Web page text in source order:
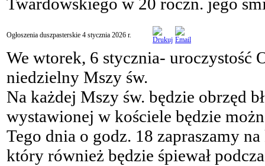
Ogłoszenia duszpasterskie 4 stycznia 2026 r.
We wtorek, 6 stycznia- uroczystość
niedzielny Mszy św.
Na każdej Mszy św. będzie obrzęd
wystawionej w kościele będzie
Tego dnia o godz. 18 zapraszamy
który również będzie śpiewał